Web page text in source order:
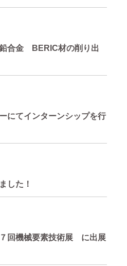
合金 BERIC材の削り出
にてインターンシップを行
した！
回機械要素技術展 に出展